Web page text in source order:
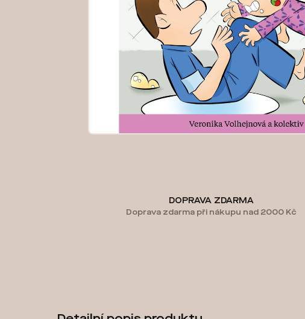
DOPRAVA ZDARMA
Doprava zdarma při nákupu nad 2000 Kč